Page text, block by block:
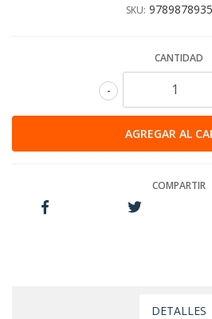
SKU:
CANTIDAD
-
COMPARTIR
DETALLES